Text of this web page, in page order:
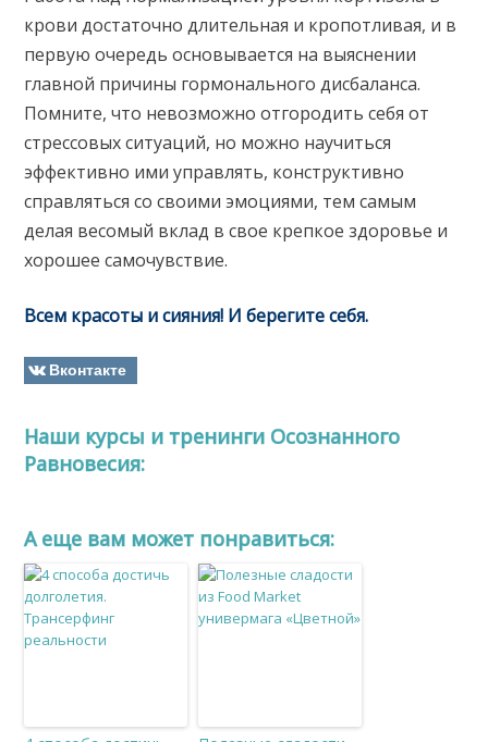
крови достаточно длительная и кропотливая, и в
первую очередь основывается на выяснении
главной причины гормонального дисбаланса.
Помните, что невозможно отгородить себя от
стрессовых ситуаций, но можно научиться
эффективно ими управлять, конструктивно
справляться со своими эмоциями, тем самым
делая весомый вклад в свое крепкое здоровье и
хорошее самочувствие.
Всем красоты и сияния! И берегите себя.
Вконтакте
Наши курсы и тренинги Осознанного
Равновесия:
A еще вам может понравиться: